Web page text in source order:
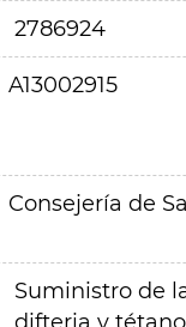
2786924
A13002915
Consejería de
Suministro de